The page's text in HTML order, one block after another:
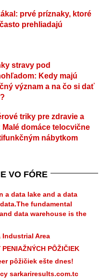
prvé príznaky, ktoré
prehliadajú
stravy pod
Kedy majú
význam a na čo si dať
triky pre zdravie a
domáce telocvične
nábytkom
VO FÓRE
a data lake and a data
fundamental
data warehouse is the
Industrial Area
PÔŽIČIEK
pôžičiek ešte dnes!
sarkariresults.com.tc